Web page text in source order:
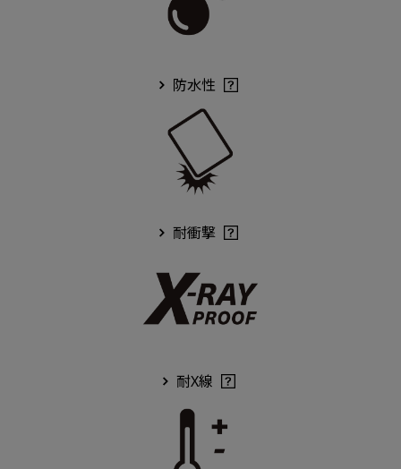
防水性
耐衝撃
耐X線